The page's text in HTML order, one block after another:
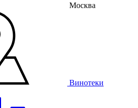
Москва
Винотеки